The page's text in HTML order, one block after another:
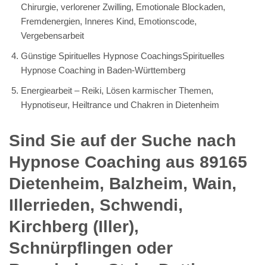
Chirurgie, verlorener Zwilling, Emotionale Blockaden,
Fremdenergien, Inneres Kind, Emotionscode,
Vergebensarbeit
Günstige Spirituelles Hypnose CoachingsSpirituelles
Hypnose Coaching in Baden-Württemberg
Energiearbeit – Reiki, Lösen karmischer Themen,
Hypnotiseur, Heiltrance und Chakren in Dietenheim
Sind Sie auf der Suche nach
Hypnose Coaching aus 89165
Dietenheim, Balzheim, Wain,
Illerrieden, Schwendi,
Kirchberg (Iller),
Schnürpflingen oder